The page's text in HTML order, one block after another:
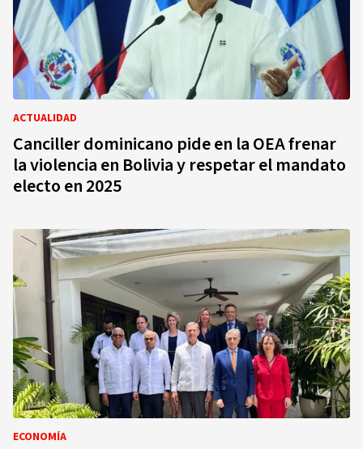
ACTUALIDAD
Canciller dominicano pide en la OEA frenar
la violencia en Bolivia y respetar el mandato
electo en 2025
ECONOMÍA